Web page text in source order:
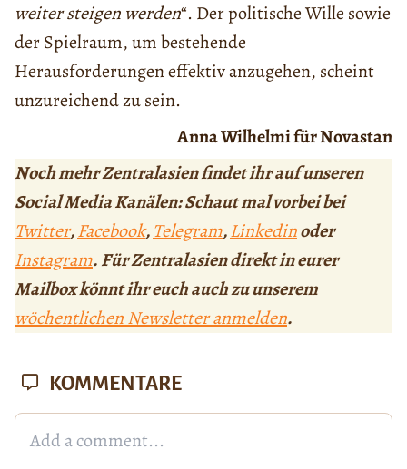
weiter steigen werden“. Der politische Wille sowie
der Spielraum, um bestehende
Herausforderungen effektiv anzugehen, scheint
unzureichend zu sein.
Anna Wilhelmi für Novastan
Noch mehr Zentralasien findet ihr auf unseren
Social Media Kanälen: Schaut mal vorbei bei
Twitter,Facebook,Telegram,Linkedinoder
Instagram. Für Zentralasien direkt in eurer
Mailbox könnt ihr euch auch zu unserem
wöchentlichen Newsletter anmelden.
KOMMENTARE